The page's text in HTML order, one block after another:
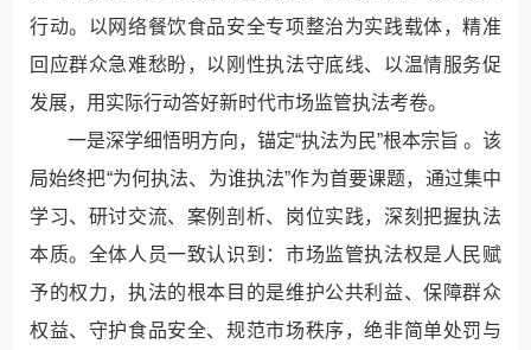
行动。以网络餐饮食品安全专项整治为实践载体，精准
回应群众急难愁盼，以刚性执法守底线、以温情服务促
发展，用实际行动答好新时代市场监管执法考卷。
一是深学细悟明方向，锚定“执法为民”根本宗旨 。该
局始终把“为何执法、为谁执法”作为首要课题，通过集中
学习、研讨交流、案例剖析、岗位实践，深刻把握执法
本质。全体人员一致认识到：市场监管执法权是人民赋
予的权力，执法的根本目的是维护公共利益、保障群众
权益、守护食品安全、规范市场秩序，绝非简单处罚与